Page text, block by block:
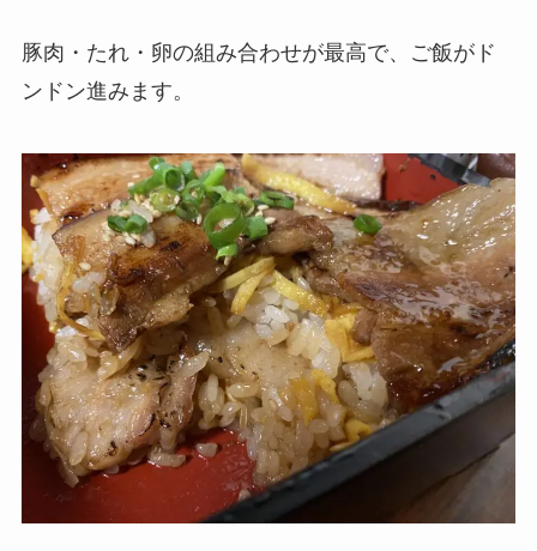
豚肉・たれ・卵の組み合わせが最高で、ご飯がド
ンドン進みます。